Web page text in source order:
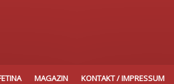
MAGAZIN KONTAKT / IMPRESSUM